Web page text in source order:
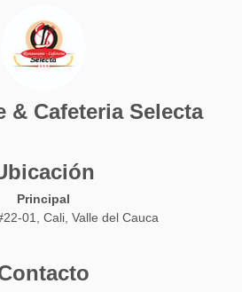
& Cafeteria Selecta
Principal
01, Cali, Valle del Cauca